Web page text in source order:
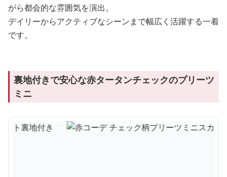
がら都会的な雰囲気を演出。
デイリーからアクティブなシーンまで幅広く活躍する一着
です。
裏地付きで安心な赤タータンチェックのプリーツ
ミニ